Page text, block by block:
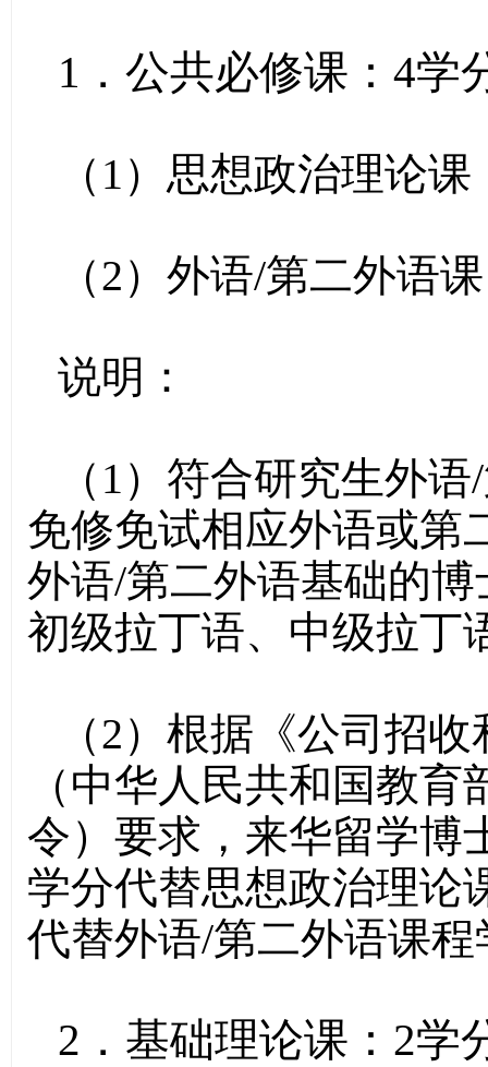
1．公共必修课：4学
（1）思想政治理论
（2）外语/第二外语
说明：
（1）符合研究生外
免修免试相应外语或第
外语/第二外语基础的
初级拉丁语、中级拉丁
（2）根据《公司招
（中华人民共和国教
令）要求，来华留学博
学分代替思想政治理论
代替外语/第二外语课程
2．基础理论课：2学